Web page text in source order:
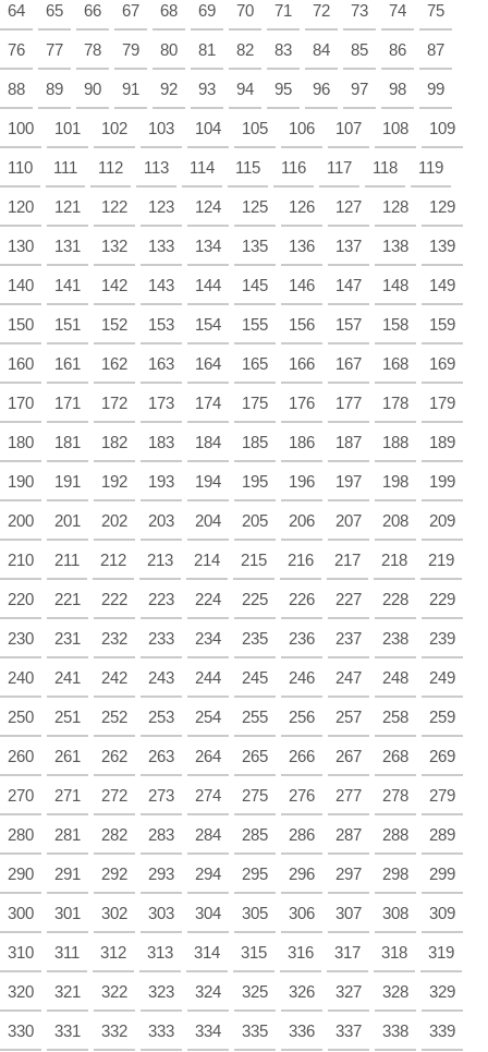
64 65 66 67 68 69 70 71 72 73 74 75
76 77 78 79 80 81 82 83 84 85 86 87
88 89 90 91 92 93 94 95 96 97 98 99
100 101 102 103 104 105 106 107 108 109
110 111 112 113 114 115 116 117 118 119
120 121 122 123 124 125 126 127 128 129
130 131 132 133 134 135 136 137 138 139
140 141 142 143 144 145 146 147 148 149
150 151 152 153 154 155 156 157 158 159
160 161 162 163 164 165 166 167 168 169
170 171 172 173 174 175 176 177 178 179
180 181 182 183 184 185 186 187 188 189
190 191 192 193 194 195 196 197 198 199
200 201 202 203 204 205 206 207 208 209
210 211 212 213 214 215 216 217 218 219
220 221 222 223 224 225 226 227 228 229
230 231 232 233 234 235 236 237 238 239
240 241 242 243 244 245 246 247 248 249
250 251 252 253 254 255 256 257 258 259
260 261 262 263 264 265 266 267 268 269
270 271 272 273 274 275 276 277 278 279
280 281 282 283 284 285 286 287 288 289
290 291 292 293 294 295 296 297 298 299
300 301 302 303 304 305 306 307 308 309
310 311 312 313 314 315 316 317 318 319
320 321 322 323 324 325 326 327 328 329
330 331 332 333 334 335 336 337 338 339